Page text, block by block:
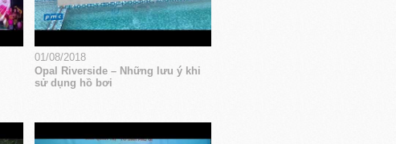
01/08/2018
Opal Riverside – Những lưu ý khi
sử dụng hồ bơi